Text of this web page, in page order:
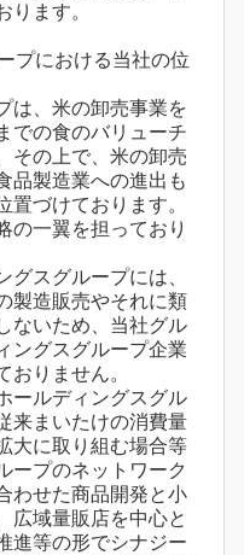
ります。
プにおける当社の位
は、米の卸売事業を
での食のバリューチ
その上で、米の卸売
品製造業への進出も
置づけております。
の一翼を担っており
グスグループには、
製造販売やそれに類
ないため、当社グル
ングスグループ企業
おりません。
ールディングスグル
来まいたけの消費量
大に取り組む場合等
ープのネットワーク
わせた商品開発と小
広域量販店を中心と
進等の形でシナジー